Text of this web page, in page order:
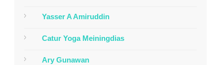
Yasser A Amiruddin
Catur Yoga Meiningdias
Ary Gunawan